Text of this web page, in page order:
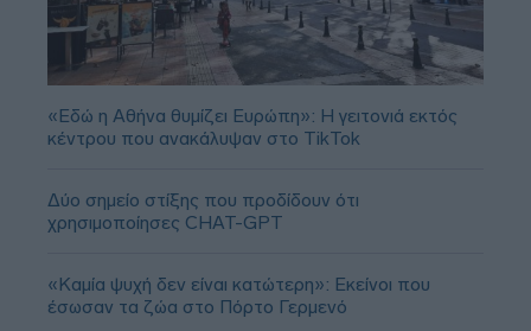
«Εδώ η Αθήνα θυμίζει Ευρώπη»: H γειτονιά εκτός
κέντρου που ανακάλυψαν στο TikTok
Δύο σημείο στίξης που προδίδουν ότι
χρησιμοποίησες CHAT-GPT
«Καμία ψυχή δεν είναι κατώτερη»: Εκείνοι που
έσωσαν τα ζώα στο Πόρτο Γερμενό